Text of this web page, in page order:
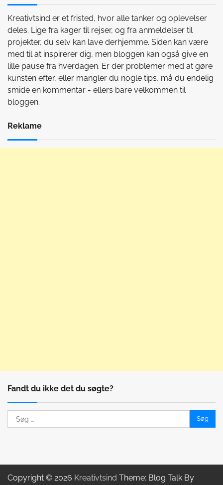
Kreativtsind er et fristed, hvor alle tanker og oplevelser
deles. Lige fra kager til rejser, og fra anmeldelser til
projekter, du selv kan lave derhjemme. Siden kan være
med til at inspirerer dig, men bloggen kan også give en
lille pause fra hverdagen. Er der problemer med at gøre
kunsten efter, eller mangler du nogle tips, må du endelig
smide en kommentar - ellers bare velkommen til
bloggen.
Reklame
Fandt du ikke det du søgte?
Søg
efter:
Copyright © 2026 Kreativtsind Theme: Blog Talk By